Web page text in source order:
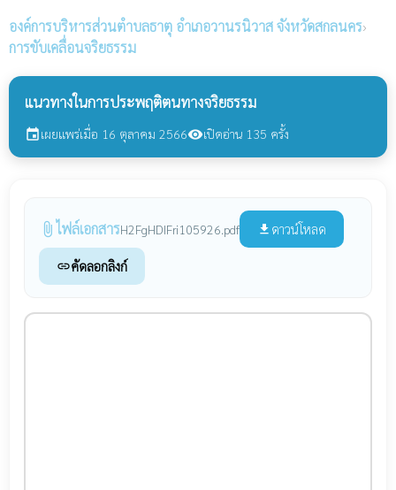
องค์การบริหารส่วนตำบลธาตุ อำเภอวานรนิวาส จังหวัดสกลนคร›
การขับเคลื่อนจริยธรรม
แนวทางในการประพฤติตนทางจริยธรรม
eventเผยแพร่เมื่อ 16 ตุลาคม 2566visibilityเปิดอ่าน 135 ครั้ง
attach_file ไฟล์เอกสารH2FgHDIFri105926.pdf file_download ดาวน์โหลด
linkคัดลอกลิงก์